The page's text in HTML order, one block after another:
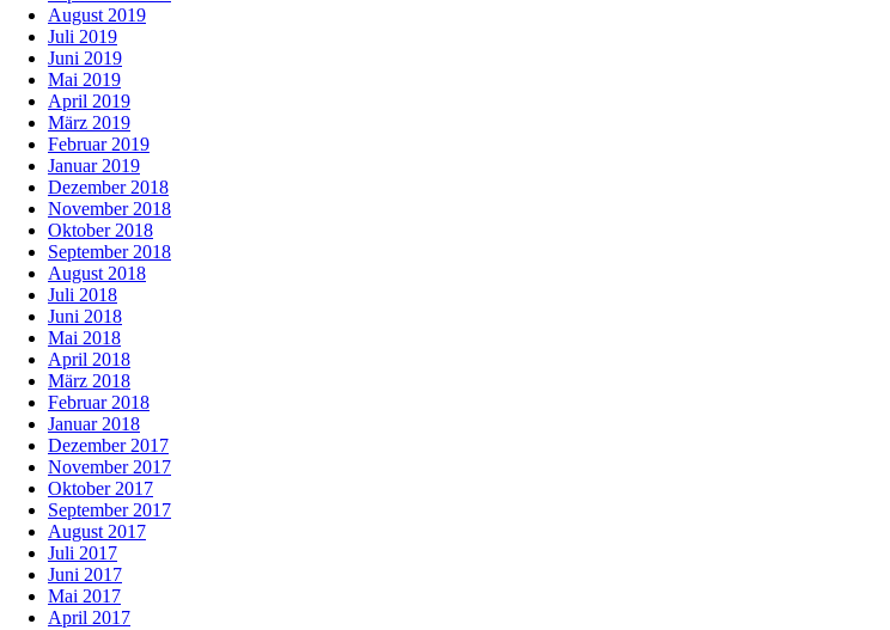
August 2019
Juli 2019
Juni 2019
Mai 2019
April 2019
März 2019
Februar 2019
Januar 2019
Dezember 2018
November 2018
Oktober 2018
September 2018
August 2018
Juli 2018
Juni 2018
Mai 2018
April 2018
März 2018
Februar 2018
Januar 2018
Dezember 2017
November 2017
Oktober 2017
September 2017
August 2017
Juli 2017
Juni 2017
Mai 2017
April 2017